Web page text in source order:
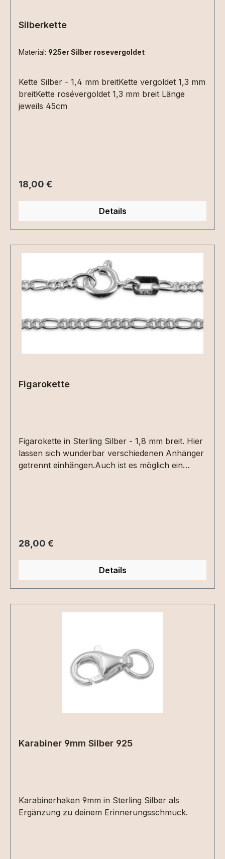
Silberkette
Material: 925er Silber rosevergoldet
Kette Silber - 1,4 mm breitKette vergoldet 1,3 mm
breitKette rosévergoldet 1,3 mm breit Länge
jeweils 45cm
Regulärer Preis:
18,00 €
Details
Figarokette
Figarokette in Sterling Silber - 1,8 mm breit. Hier
lassen sich wunderbar verschiedenen Anhänger
getrennt einhängen.Auch ist es möglich ein
Regulärer Preis:
28,00 €
Details
Karabiner 9mm Silber 925
Karabinerhaken 9mm in Sterling Silber als
Ergänzung zu deinem Erinnerungsschmuck.